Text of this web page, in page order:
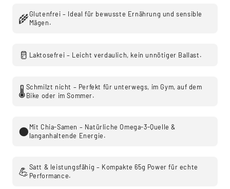
🌾Glutenfrei – Ideal für bewusste Ernährung und sensible
Mägen.
🥛 Laktosefrei – Leicht verdaulich, kein unnötiger Ballast.
🌡️Schmilzt nicht – Perfekt für unterwegs, im Gym, auf dem
Bike oder im Sommer.
⚫Mit Chia-Samen – Natürliche Omega-3-Quelle &
langanhaltende Energie.
💪Satt & leistungsfähig – Kompakte 65g Power für echte
Performance.